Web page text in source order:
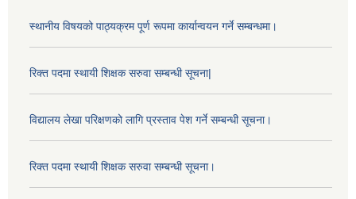
स्थानीय विषयको पाठ्यक्रम पूर्ण रूपमा कार्यान्वयन गर्ने सम्बन्धमा।
रिक्त पदमा स्थायी शिक्षक सरुवा सम्बन्धी सूचना|
विद्यालय लेखा परिक्षणको लागि प्रस्ताव पेश गर्ने सम्बन्धी सूचना।
रिक्त पदमा स्थायी शिक्षक सरुवा सम्बन्धी सूचना।